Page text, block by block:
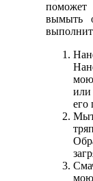
вымыть
или
его